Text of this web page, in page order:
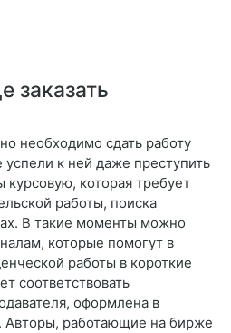
заказать
необходимо сдать работу
к ней даже преступить
которая требует
работы, поиска
В такие моменты можно
которые помогут в
работы в короткие
соответствовать
оформлена в
Авторы, работающие на бирже